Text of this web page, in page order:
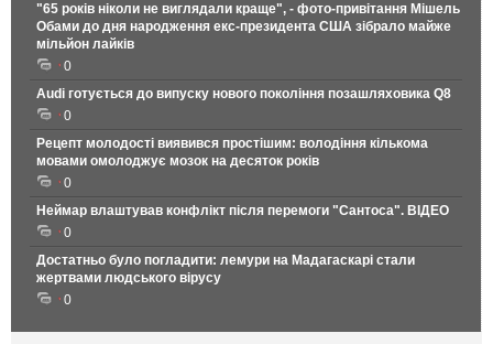
"65 років ніколи не виглядали краще", - фото-привітання Мішель
Обами до дня народження екс-президента США зібрало майже
мільйон лайків
0
Audi готується до випуску нового покоління позашляховика Q8
0
Рецепт молодості виявився простішим: володіння кількома
мовами омолоджує мозок на десяток років
0
Неймар влаштував конфлікт після перемоги "Сантоса". ВІДЕО
0
Достатньо було погладити: лемури на Мадагаскарі стали
жертвами людського вірусу
0